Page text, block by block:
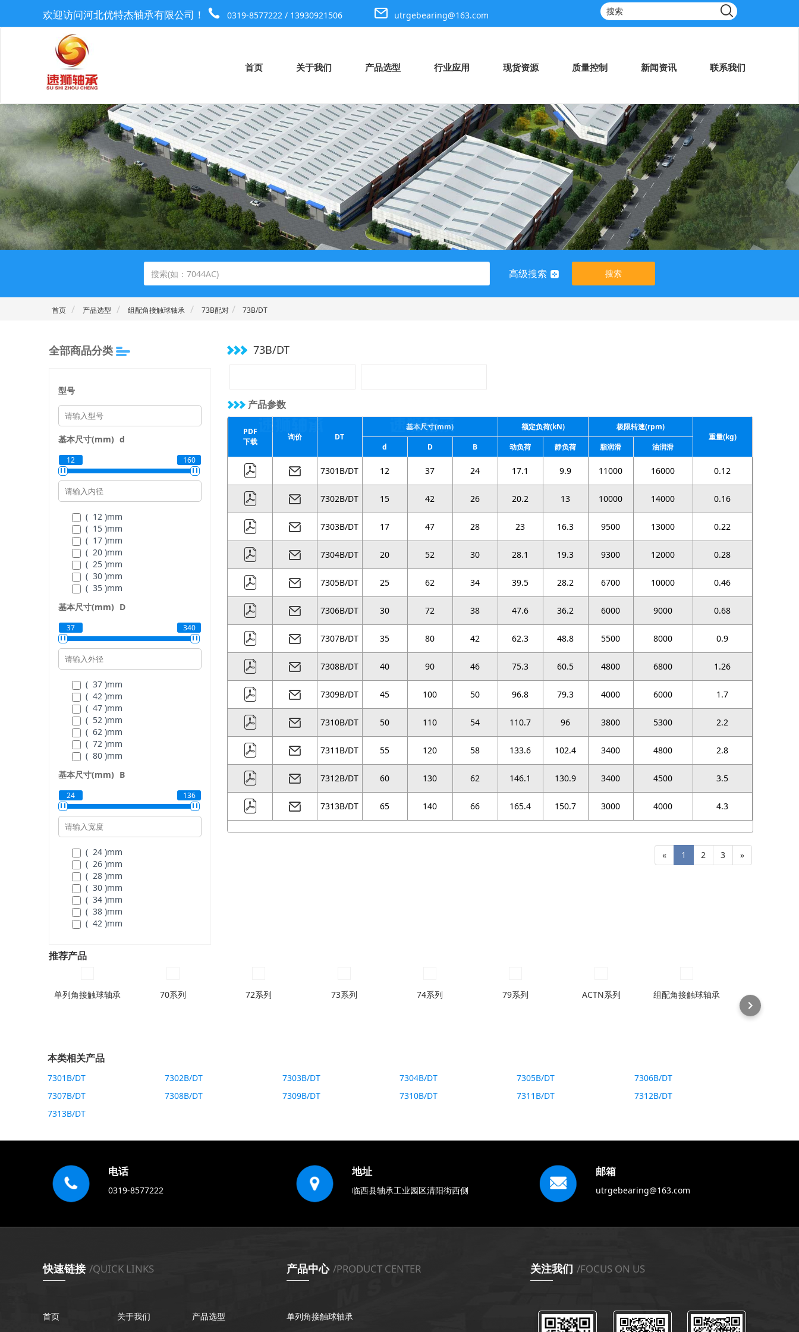
欢迎访问河北优特杰轴承有限公司！ 0319-8577222 / 13930921506 utrgebearing@163.com
首页 关于我们 产品选型 行业应用 现货资源 质量控制 新闻资讯 联系我们
高级搜索 搜索
首页 产品选型 组配角接触球轴承 73B配对 73B/DT
全部商品分类
型号
基本尺寸(mm) d
12 160
( 12 )mm
( 15 )mm
( 17 )mm
( 20 )mm
( 25 )mm
( 30 )mm
( 35 )mm
( 45 )mm
( 55 )mm
( 60 )mm
( 65 )
( 70 )mm
( 75 )mm
( 80 )mm
( 85 )mm
( 90 )mm
( 95 )mm
( 100 )mm
( 105 )mm
( 120 )mm
( 140 )mm
( 150 )mm
( 160 )
基本尺寸(mm) D
37 340
( 37 )mm
( 42 )mm
( 47 )mm
( 52 )mm
( 62 )mm
( 72 )mm
( 80 )mm
( 100 )mm
( 120 )mm
( 130 )mm
( 140 )
( 150 )mm
( 160 )mm
( 170 )mm
( 180 )mm
( 190 )mm
( 200 )mm
( 215 )mm
( 225 )mm
( 280 )
( 340 )mm
基本尺寸(mm) B
24 136
( 24 )mm
( 26 )mm
( 28 )mm
( 30 )mm
( 34 )mm
( 38 )mm
( 42 )mm
( 54 )
( 66 )mm
( 86 )
( 90 )
73B/DT
产品参数
PDF
下载
询价 DT
基本尺寸(mm) 额定负荷(kN)
极限转速(rpm)
重量(kg)
d
D B 动负荷 静负荷 脂润滑 油润滑
7301B/DT 12 37 24 17.1 9.9 11000 16000 0.12
7302B/DT 15 42 26 20.2 13 10000 14000 0.16
7303B/DT 17 47 28 23 16.3 9500 13000 0.22
7304B/DT 20 52 30 28.1 19.3 9300 12000 0.28
7305B/DT 25 62 34 39.5 28.2 6700 10000 0.46
7306B/DT 30 72 38 47.6 36.2 6000 9000 0.68
7307B/DT 35 80 42 62.3 48.8 5500 8000 0.9
7308B/DT 40 90 46 75.3 60.5 4800 6800 1.26
7309B/DT 45 100 50 96.8 79.3 4000 6000 1.7
7310B/DT 50 110 54 110.7 96 3800 5300 2.2
7311B/DT 55 120 58 133.6 102.4 3400 4800 2.8
7312B/DT 60 130 62 146.1 130.9 3400 4500 3.5
7313B/DT 65 140 66 165.4 150.7 3000 4000 4.3
« 1 2 3 »
推荐产品
单列角接触球轴承 70系列 72系列 73系列 74系列 79系列 ACTN系列 组配角接触球轴承 70ACM配对
本类相关产品
7301B/DT 7302B/DT 7303B/DT 7304B/DT 7305B/DT
7306B/DT
7307B/DT
7308B/DT 7309B/DT 7310B/DT 7311B/DT
7312B/DT
7313B/DT
电话
0319-8577222
地址
临西县轴承工业园区清阳街西侧
邮箱
utrgebearing@163.com
快速链接 /QUICK LINKS
首页 关于我们 产品选型
产品中心 /PRODUCT CENTER
单列角接触球轴承
关注我们 /FOCUS ON US